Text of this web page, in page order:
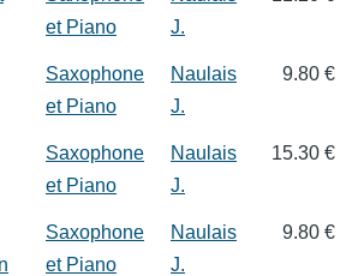
et Piano
J.
Saxophone
et Piano
Naulais
J.
9.80 €
Saxophone
et Piano
Naulais
J.
15.30 €
Saxophone
et Piano
Naulais
J.
9.80 €